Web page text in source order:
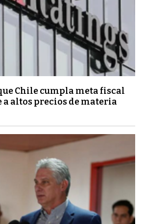
Chile cumpla meta fiscal
a altos precios de materia